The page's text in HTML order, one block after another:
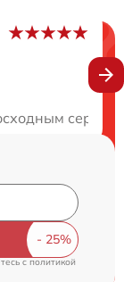
c политикой